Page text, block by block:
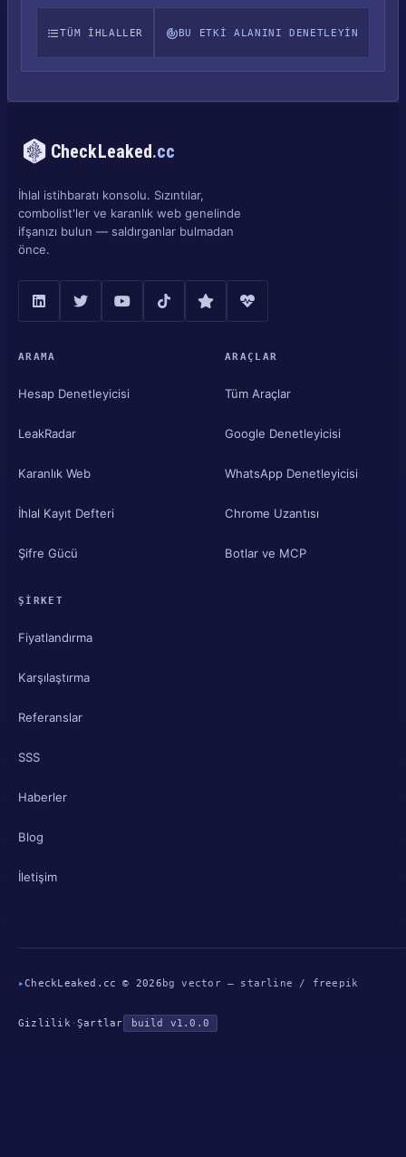
TÜM IHLALLER BU ETKI ALANINI DENETLEYIN
CheckLeaked.cc
İhlal istihbaratı konsolu. Sızıntılar,
combolist'ler ve karanlık web genelinde
ifşanızı bulun — saldırganlar bulmadan
önce.
ARAMA
Hesap Denetleyicisi
LeakRadar
Karanlık Web
İhlal Kayıt Defteri
Şifre Gücü
ARAÇLAR
Tüm Araçlar
Google Denetleyicisi
WhatsApp Denetleyicisi
Chrome Uzantısı
Botlar ve MCP
ŞIRKET
Fiyatlandırma
Karşılaştırma
Referanslar
SSS
Haberler
Blog
İletişim
▸CheckLeaked.cc © 2026 bg vector — starline / freepik
Gizlilik · Şartlar build v1.0.0